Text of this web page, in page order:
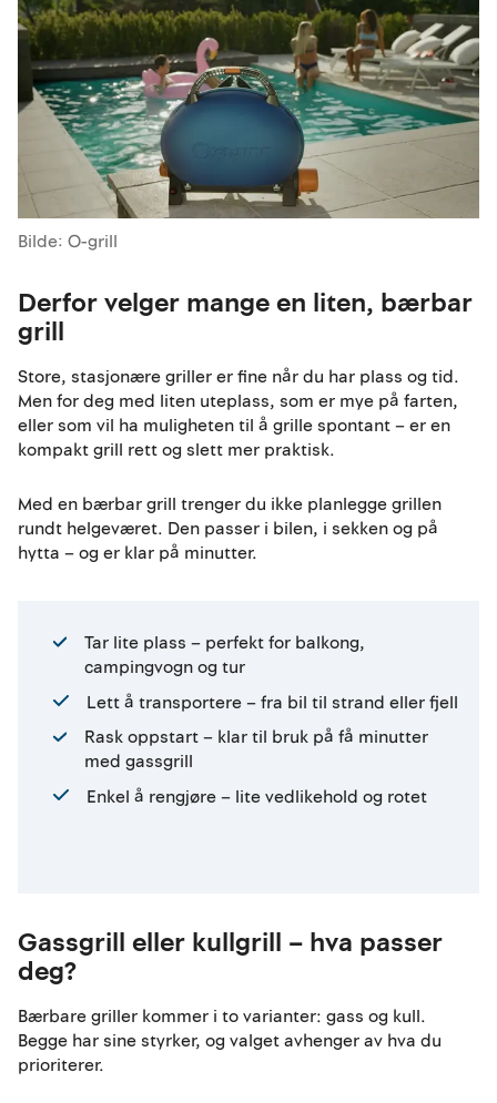
Bilde: O-grill
Derfor velger mange en liten, bærbar
grill
Store, stasjonære griller er fine når du har plass og tid.
Men for deg med liten uteplass, som er mye på farten,
eller som vil ha muligheten til å grille spontant – er en
kompakt grill rett og slett mer praktisk.
Med en bærbar grill trenger du ikke planlegge grillen
rundt helgeværet. Den passer i bilen, i sekken og på
hytta – og er klar på minutter.
Tar lite plass – perfekt for balkong,
campingvogn og tur
Lett å transportere – fra bil til strand eller fjell
Rask oppstart – klar til bruk på få minutter
med gassgrill
Enkel å rengjøre – lite vedlikehold og rotet
Gassgrill eller kullgrill – hva passer
deg?
Bærbare griller kommer i to varianter: gass og kull.
Begge har sine styrker, og valget avhenger av hva du
prioriterer.